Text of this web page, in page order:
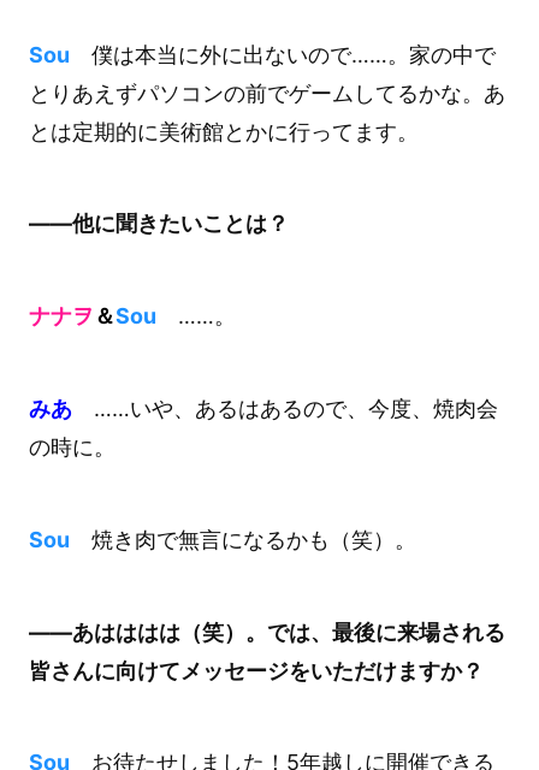
Sou 僕は本当に外に出ないので……。家の中で
とりあえずパソコンの前でゲームしてるかな。あ
とは定期的に美術館とかに行ってます。
――他に聞きたいことは？
ナナヲ ＆Sou ……。
みあ ……いや、あるはあるので、今度、焼肉会
の時に。
Sou 焼き肉で無言になるかも（笑）。
――あはははは（笑）。では、最後に来場される
皆さんに向けてメッセージをいただけますか？
Sou お待たせしました！5年越しに開催できる